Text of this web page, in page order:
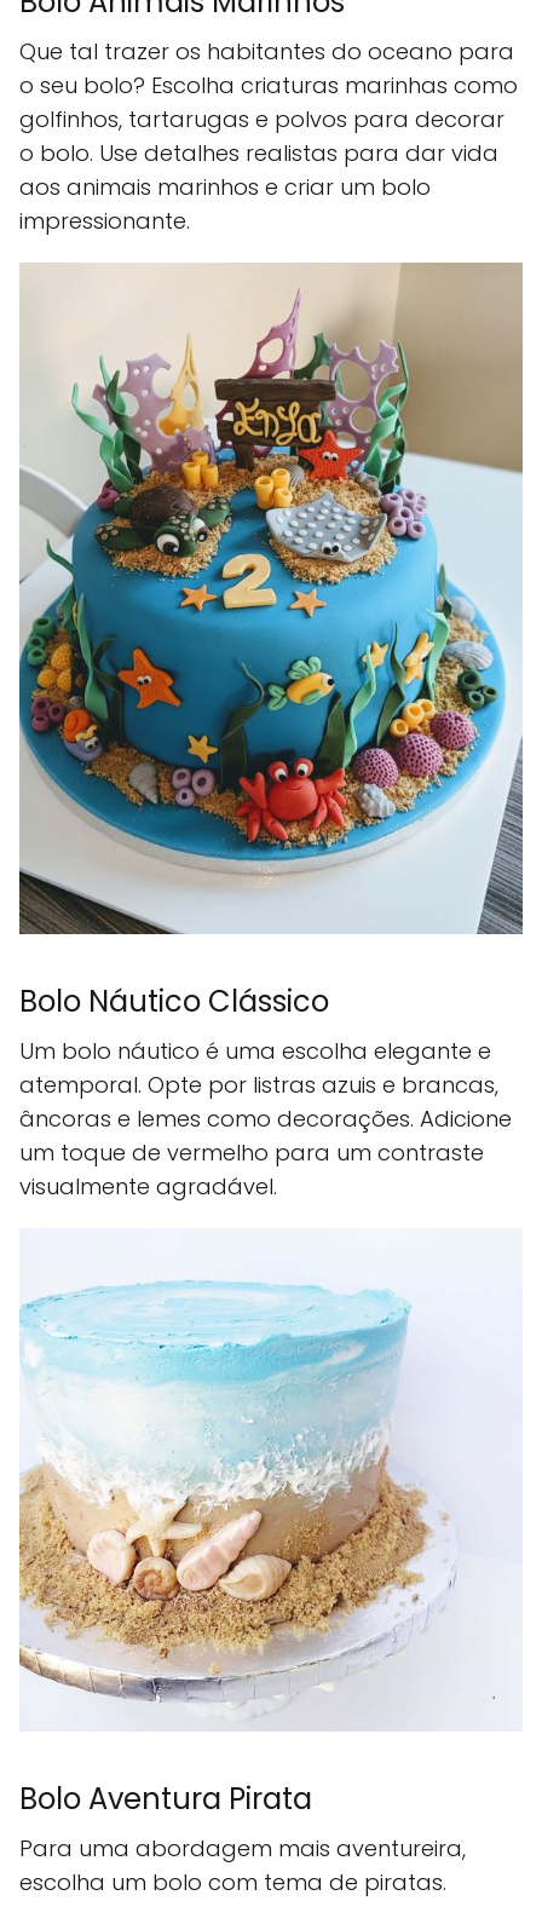
Que tal trazer os habitantes do oceano para
o seu bolo? Escolha criaturas marinhas como
golfinhos, tartarugas e polvos para decorar
o bolo. Use detalhes realistas para dar vida
aos animais marinhos e criar um bolo
impressionante.
Bolo Náutico Clássico
Um bolo náutico é uma escolha elegante e
atemporal. Opte por listras azuis e brancas,
âncoras e lemes como decorações. Adicione
um toque de vermelho para um contraste
visualmente agradável.
Bolo Aventura Pirata
Para uma abordagem mais aventureira,
escolha um bolo com tema de piratas.